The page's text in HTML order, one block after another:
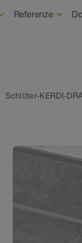
Referenze
Schlüter-KERDI-